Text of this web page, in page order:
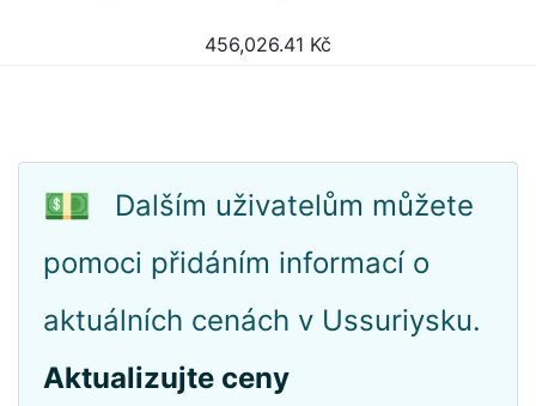
456,026.41 Kč
💵
Dalším uživatelům můžete
pomoci přidáním informací o
aktuálních cenách v Ussuriysku.
Aktualizujte ceny